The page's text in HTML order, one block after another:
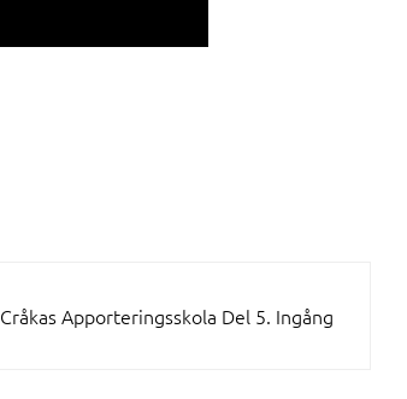
Cråkas Apporteringsskola Del 5. Ingång